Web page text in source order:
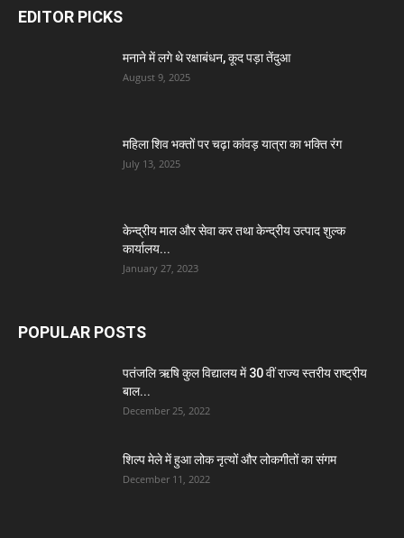
EDITOR PICKS
मनाने में लगे थे रक्षाबंधन, कूद पड़ा तेंदुआ
August 9, 2025
महिला शिव भक्तों पर चढ़ा कांवड़ यात्रा का भक्ति रंग
July 13, 2025
केन्द्रीय माल और सेवा कर तथा केन्द्रीय उत्पाद शुल्क
कार्यालय...
January 27, 2023
POPULAR POSTS
पतंजलि ऋषि कुल विद्यालय में 30 वीं राज्य स्तरीय राष्ट्रीय
बाल...
December 25, 2022
शिल्प मेले में हुआ लोक नृत्यों और लोकगीतों का संगम
December 11, 2022